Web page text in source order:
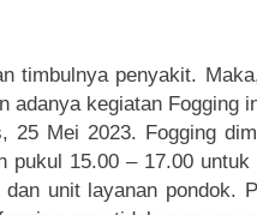
timbulnya penyakit.
adanya kegiatan Fogging
25 Mei 2023. Fogging
15.00 – 17.00
unit layanan pondok.